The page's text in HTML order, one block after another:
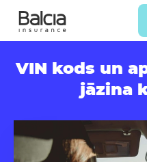
VIN kods un
jāzina